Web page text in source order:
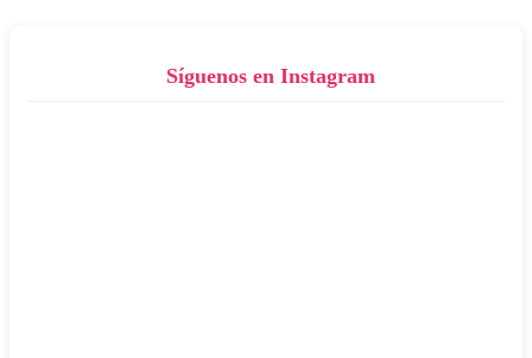
Síguenos en Instagram